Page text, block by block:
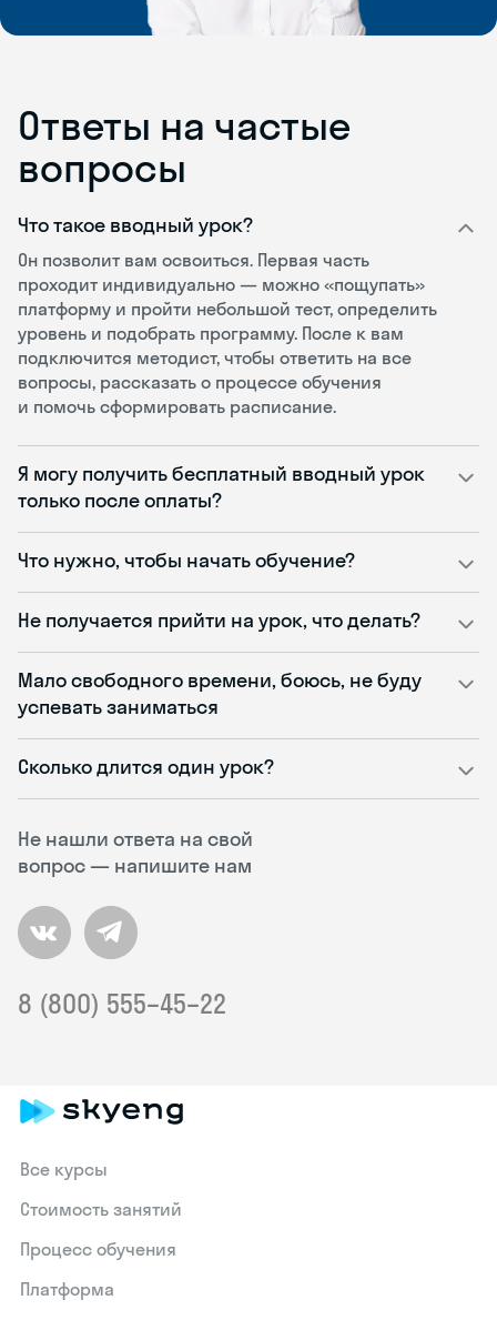
Ответы на частые
вопросы
Не нашли ответа на свой
вопрос — напишите нам
8 (800) 555–45–22
Что такое вводный урок?
Он позволит вам освоиться. Первая часть
проходит индивидуально — можно «пощупать»
платформу и пройти небольшой тест, определить
уровень и подобрать программу. После к вам
подключится методист, чтобы ответить на все
вопросы, рассказать о процессе обучения
и помочь сформировать расписание.
Я могу получить бесплатный вводный урок
только после оплаты?
Что нужно, чтобы начать обучение?
Не получается прийти на урок, что делать?
Мало свободного времени, боюсь, не буду
успевать заниматься
Сколько длится один урок?
Все курсы
Стоимость занятий
Процесс обучения
Платформа